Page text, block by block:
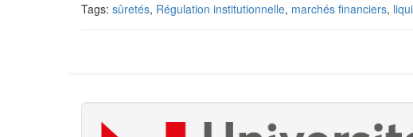
Tags: sûretés, Régulation institutionnelle, marchés financiers,